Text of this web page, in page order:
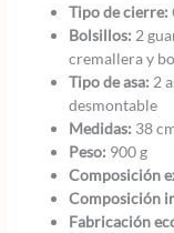
Tipo de cierre:
Bolsillos: 2
cremallera y
Tipo de asa: 2
desmontable
Medidas: 38
Peso: 900 g
Composición
Composición
Fabricación